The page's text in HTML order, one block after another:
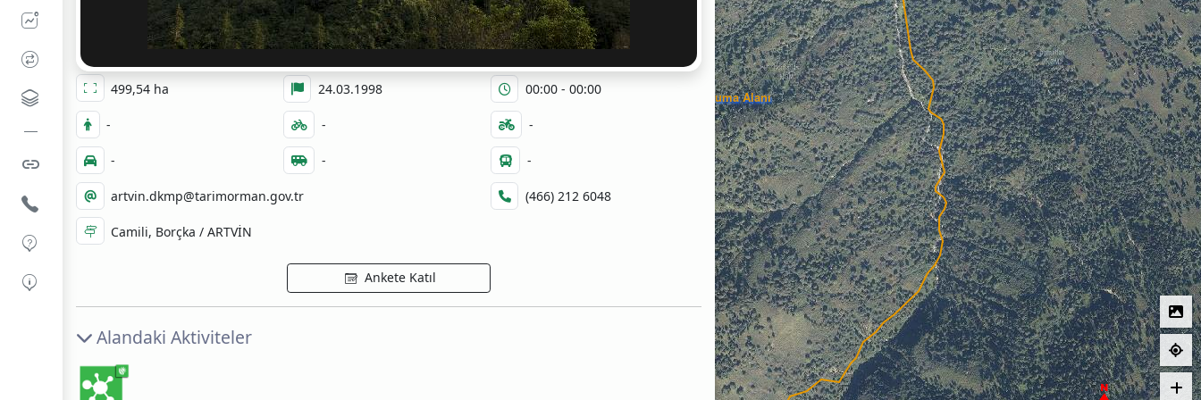
499,54 ha 24.03.1998 00:00 - 00:00
- - -
- - -
artvin.dkmp@tarimorman.gov.tr (466) 212 6048
Camili, Borçka / ARTVİN
Ankete Katıl
Alandaki Aktiviteler
Camili-Gorgit Tabiatı Koruma Alanı